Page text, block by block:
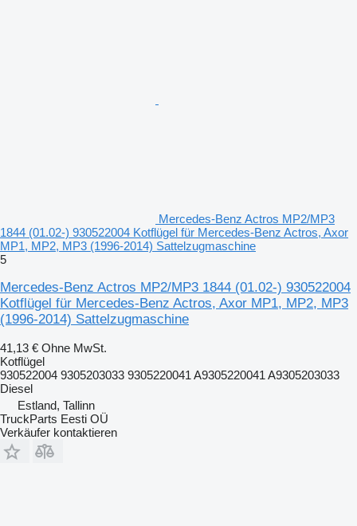
Mercedes-Benz Actros MP2/MP3
1844 (01.02-) 930522004 Kotflügel für Mercedes-Benz Actros, Axor
MP1, MP2, MP3 (1996-2014) Sattelzugmaschine
5
Mercedes-Benz Actros MP2/MP3 1844 (01.02-) 930522004
Kotflügel für Mercedes-Benz Actros, Axor MP1, MP2, MP3
(1996-2014) Sattelzugmaschine
41,13 € Ohne MwSt.
Kotflügel
930522004 9305203033 9305220041 A9305220041 A9305203033
Diesel
Estland, Tallinn
TruckParts Eesti OÜ
Verkäufer kontaktieren